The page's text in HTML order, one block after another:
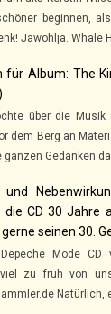
beginnen,
Jawohlja. Whale
für Album: The
über die Musik
dem Berg an
ganzen Gedanken
und
die CD 30 Jahre
seinen 30.
Mode
zu früh von
Natürlich,